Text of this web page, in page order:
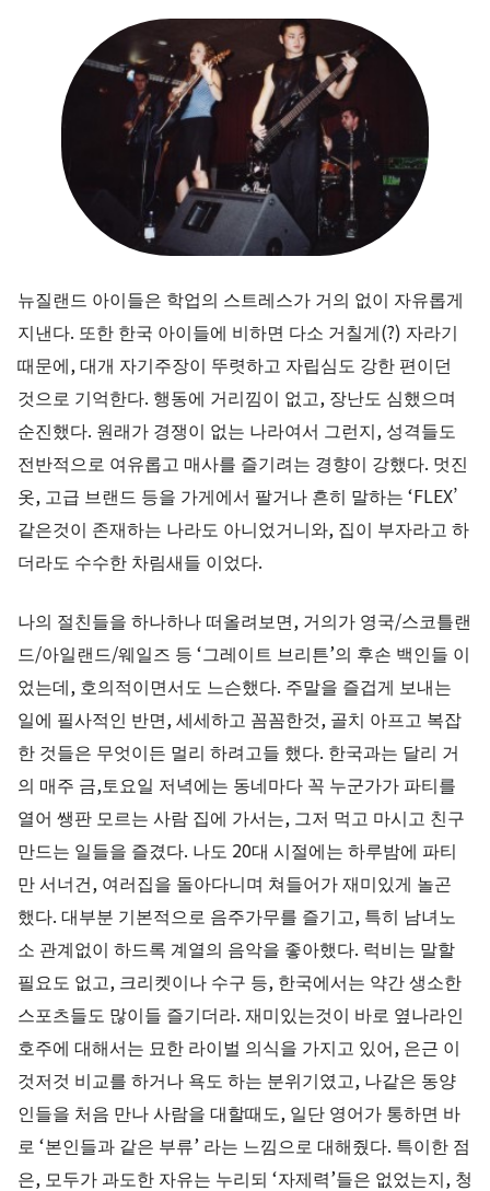
뉴질랜드 아이들은 학업의 스트레스가 거의 없이 자유롭게
지낸다. 또한 한국 아이들에 비하면 다소 거칠게(?) 자라기
때문에, 대개 자기주장이 뚜렷하고 자립심도 강한 편이던
것으로 기억한다. 행동에 거리낌이 없고, 장난도 심했으며
순진했다. 원래가 경쟁이 없는 나라여서 그런지, 성격들도
전반적으로 여유롭고 매사를 즐기려는 경향이 강했다. 멋진
옷, 고급 브랜드 등을 가게에서 팔거나 흔히 말하는 ‘FLEX’
같은것이 존재하는 나라도 아니었거니와, 집이 부자라고 하
더라도 수수한 차림새들 이었다.
나의 절친들을 하나하나 떠올려보면, 거의가 영국/스코틀랜
드/아일랜드/웨일즈 등 ‘그레이트 브리튼’의 후손 백인들 이
었는데, 호의적이면서도 느슨했다. 주말을 즐겁게 보내는
일에 필사적인 반면, 세세하고 꼼꼼한것, 골치 아프고 복잡
한 것들은 무엇이든 멀리 하려고들 했다. 한국과는 달리 거
의 매주 금,토요일 저녁에는 동네마다 꼭 누군가가 파티를
열어 쌩판 모르는 사람 집에 가서는, 그저 먹고 마시고 친구
만드는 일들을 즐겼다. 나도 20대 시절에는 하루밤에 파티
만 서너건, 여러집을 돌아다니며 쳐들어가 재미있게 놀곤
했다. 대부분 기본적으로 음주가무를 즐기고, 특히 남녀노
소 관계없이 하드록 계열의 음악을 좋아했다. 럭비는 말할
필요도 없고, 크리켓이나 수구 등, 한국에서는 약간 생소한
스포츠들도 많이들 즐기더라. 재미있는것이 바로 옆나라인
호주에 대해서는 묘한 라이벌 의식을 가지고 있어, 은근 이
것저것 비교를 하거나 욕도 하는 분위기였고, 나같은 동양
인들을 처음 만나 사람을 대할때도, 일단 영어가 통하면 바
로 ‘본인들과 같은 부류’ 라는 느낌으로 대해줬다. 특이한 점
은, 모두가 과도한 자유는 누리되 ‘자제력’들은 없었는지, 청